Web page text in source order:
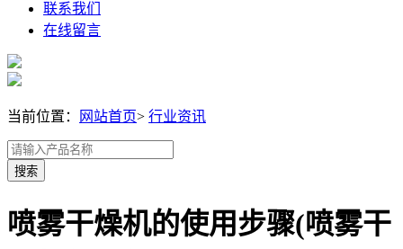
联系我们
在线留言
当前位置： 网站首页> 行业资讯
喷雾干燥机的使用步骤(喷雾干